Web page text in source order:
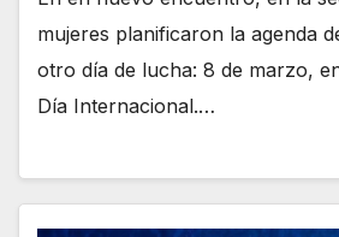
mujeres planificaron la agenda
otro día de lucha: 8 de marzo,
Día Internacional.…